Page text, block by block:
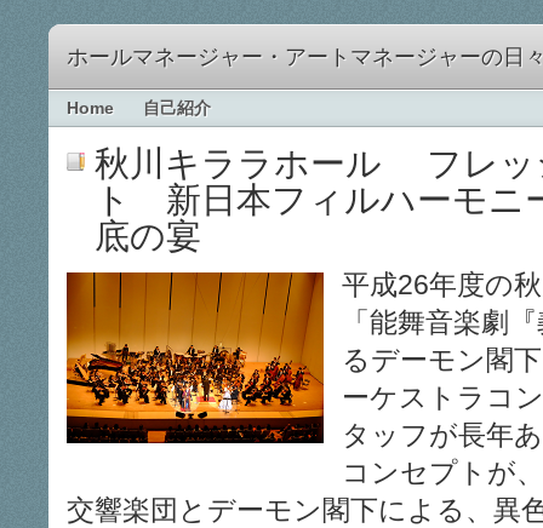
ホールマネージャー・アートマネージャーの日
Home 自己紹介
秋川キララホール フレッ
ト 新日本フィルハーモ
底の宴
平成26年度の
「能舞音楽劇
るデーモン閣
ーケストラコ
タッフが長年
コンセプトが
交響楽団とデーモン閣下による、異